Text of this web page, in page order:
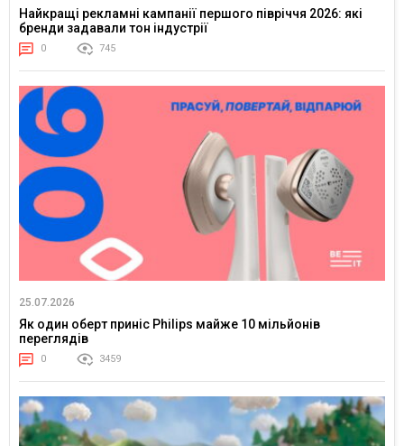
Найкращі рекламні кампанії першого півріччя 2026: які
бренди задавали тон індустрії
0 745
25.07.2026
Як один оберт приніс Philips майже 10 мільйонів
переглядів
0 3459